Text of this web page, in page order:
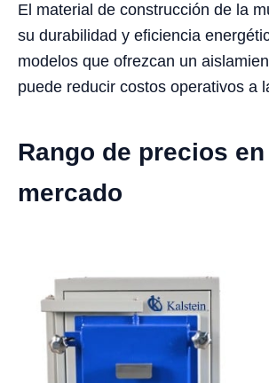
El material de construcción de la
su durabilidad y eficiencia
modelos que ofrezcan un
puede reducir costos operativos a
Rango de precios en
mercado